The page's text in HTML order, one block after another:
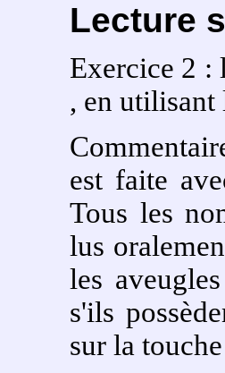
Lecture
Exercice 2 :
, en
est faite
Tous les
lus
les
s'ils
sur la